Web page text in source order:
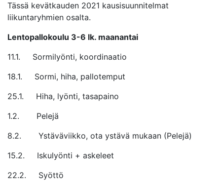
Tässä kevätkauden 2021 kausisuunnitelmat
liikuntaryhmien osalta.
Lentopallokoulu 3-6 lk. maanantai
11.1. Sormilyönti, koordinaatio
18.1. Sormi, hiha, pallotemput
25.1. Hiha, lyönti, tasapaino
1.2. Pelejä
8.2. Ystäväviikko, ota ystävä mukaan (Pelejä)
15.2. Iskulyönti + askeleet
22.2. Syöttö